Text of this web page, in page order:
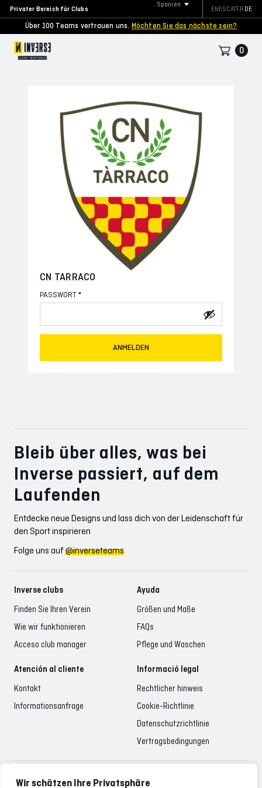
Wir schätzen Ihre Privatsphäre
Privater Bereich für Clubs
Über 100 Teams vertrauen uns. Möchten Sie das nächste sein?
Spanien
ENESCATFR DE
0
CN TARRACO
PASSWORT *
ANMELDEN
Bleib über alles, was bei
Inverse passiert, auf dem
Laufenden
Entdecke neue Designs und lass dich von der Leidenschaft für
den Sport inspirieren
Folge uns auf@inverseteams
Inverse clubs
Finden Sie Ihren Verein
Wie wir funktionieren
Acceso club manager
Ayuda
Größen und Maße
FAQs
Pflege und Waschen
Atención al cliente
Kontakt
Informationsanfrage
Informació legal
Rechtlicher hinweis
Cookie-Richtlinie
Datenschutzrichtlinie
Vertragsbedingungen
Betreuung der Kunden